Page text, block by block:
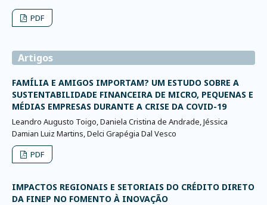
PDF
Artigos
FAMÍLIA E AMIGOS IMPORTAM? UM ESTUDO SOBRE A
SUSTENTABILIDADE FINANCEIRA DE MICRO, PEQUENAS E
MÉDIAS EMPRESAS DURANTE A CRISE DA COVID-19
Leandro Augusto Toigo, Daniela Cristina de Andrade, Jéssica
Damian Luiz Martins, Delci Grapégia Dal Vesco
PDF
IMPACTOS REGIONAIS E SETORIAIS DO CRÉDITO DIRETO
DA FINEP NO FOMENTO À INOVAÇÃO